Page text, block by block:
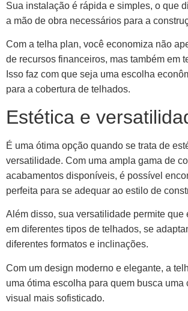
Sua instalação é rápida e simples, o que
a mão de obra necessários para a
Com a telha plan, você economiza não
de recursos financeiros, mas também em
Isso faz com que seja uma escolha
para a cobertura de telhados.
Estética e
É uma ótima opção quando se trata de
versatilidade. Com uma ampla gama de
acabamentos disponíveis, é possível
perfeita para se adequar ao estilo de
Além disso, sua versatilidade permite que
em diferentes tipos de telhados, se
diferentes formatos e inclinações.
Com um design moderno e elegante, a
uma ótima escolha para quem busca uma
visual mais sofisticado.